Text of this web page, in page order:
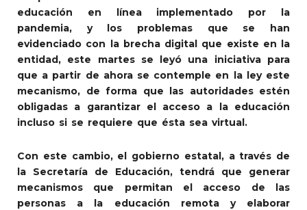
educación en línea implementado por la
pandemia, y los problemas que se han
evidenciado con la brecha digital que existe en la
entidad, este martes se leyó una iniciativa para
que a partir de ahora se contemple en la ley este
mecanismo, de forma que las autoridades estén
obligadas a garantizar el acceso a la educación
incluso si se requiere que ésta sea virtual.
Con este cambio, el gobierno estatal, a través de
la Secretaría de Educación, tendrá que generar
mecanismos que permitan el acceso de las
personas a la educación remota y elaborar